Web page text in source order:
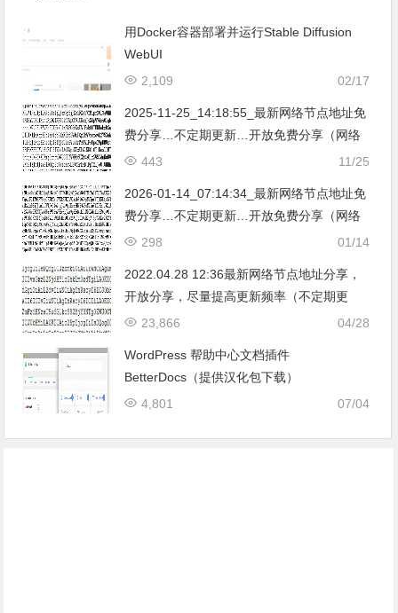
用Docker容器部署并运行Stable Diffusion
WebUI
02/17
2,109
2025-11-25_14:18:55_最新网络节点地址免
费分享…不定期更新…开放免费分享（网络
免费节点香港|日本|韩国|新加坡|台湾|马来西
11/25
443
2026-01-14_07:14:34_最新网络节点地址免
费分享…不定期更新…开放免费分享（网络
免费节点香港|日本|韩国|新加坡|台湾|马来西
01/14
298
2022.04.28 12:36最新网络节点地址分享，
开放分享，尽量提高更新频率（不定期更
新）。
04/28
23,866
WordPress 帮助中心文档插件
BetterDocs（提供汉化包下载）
07/04
4,801